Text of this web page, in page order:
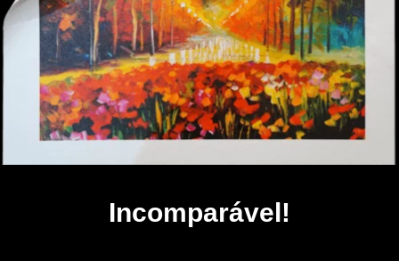
Incomparável!